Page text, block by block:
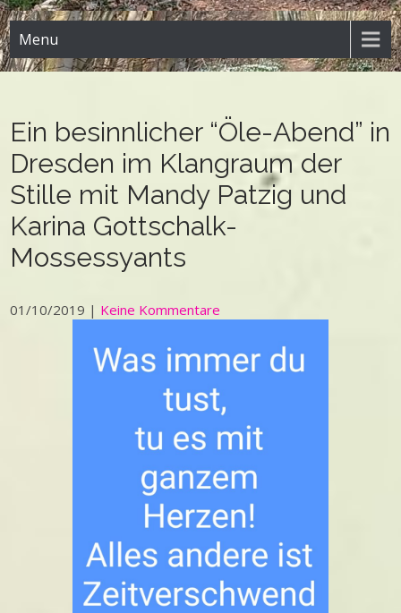
Menu
Ein besinnlicher “Öle-Abend” in
Dresden im Klangraum der
Stille mit Mandy Patzig und
Karina Gottschalk-
Mossessyants
01/10/2019 | Keine Kommentare